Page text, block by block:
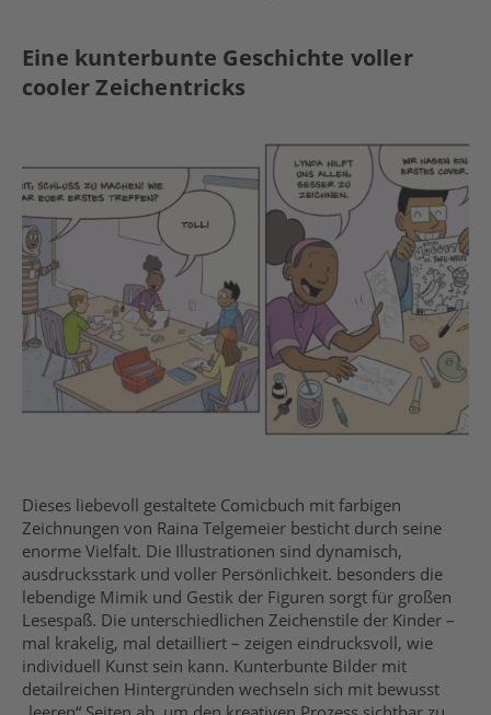
Eine kunterbunte Geschichte voller
cooler Zeichentricks
Dieses liebevoll gestaltete Comicbuch mit farbigen
Zeichnungen von Raina Telgemeier besticht durch seine
enorme Vielfalt. Die Illustrationen sind dynamisch,
ausdrucksstark und voller Persönlichkeit. besonders die
lebendige Mimik und Gestik der Figuren sorgt für großen
Lesespaß. Die unterschiedlichen Zeichenstile der Kinder –
mal krakelig, mal detailliert – zeigen eindrucksvoll, wie
individuell Kunst sein kann. Kunterbunte Bilder mit
detailreichen Hintergründen wechseln sich mit bewusst